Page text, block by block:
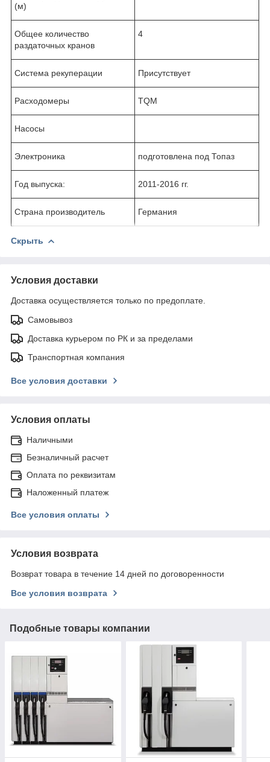
(м)
Общее количество
раздаточных кранов
4
Система рекуперации Присутствует
Расходомеры TQM
Насосы
Электроника подготовлена под Топаз
Год выпуска: 2011-2016 гг.
Страна производитель Германия
Скрыть
Условия доставки
Доставка осуществляется только по предоплате.
Самовывоз
Доставка курьером по РК и за пределами
Транспортная компания
Все условия доставки
Условия оплаты
Наличными
Безналичный расчет
Оплата по реквизитам
Наложенный платеж
Все условия оплаты
Условия возврата
Возврат товара в течение 14 дней по договоренности
Все условия возврата
Подобные товары компании